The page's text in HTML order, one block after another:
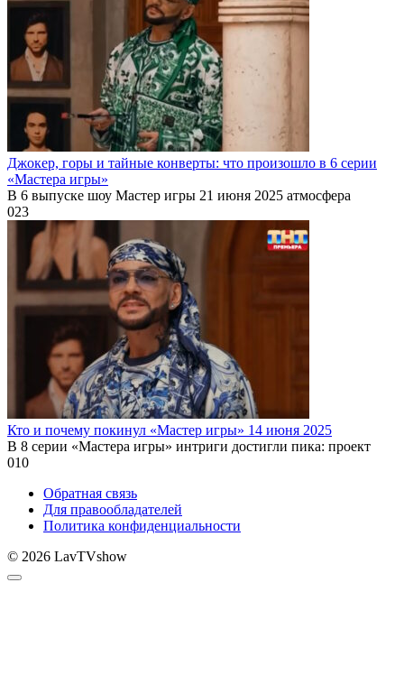
Джокер, горы и тайные конверты: что произошло в 6 серии
«Мастера игры»
В 6 выпуске шоу Мастер игры 21 июня 2025 атмосфера
023
Кто и почему покинул «Мастер игры» 14 июня 2025
В 8 серии «Мастера игры» интриги достигли пика: проект
010
Обратная связь
Для правообладателей
Политика конфиденциальности
© 2026 LavTVshow